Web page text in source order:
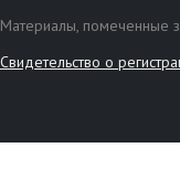
Материалы, помеченные
Свидетельство о